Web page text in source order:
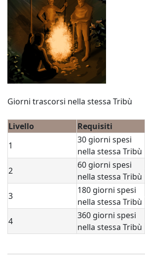
Giorni trascorsi nella stessa Tribù
Livello Requisiti
1
30 giorni spesi
nella stessa Tribù
2
60 giorni spesi
nella stessa Tribù
3
180 giorni spesi
nella stessa Tribù
4
360 giorni spesi
nella stessa Tribù